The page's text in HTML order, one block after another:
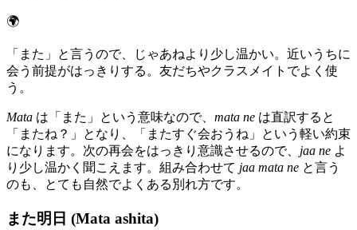
🌍
「また」と言うので、じゃあねより少し温かい。近いうちに
会う前提がはっきりする。友だちやクラスメイトでよく使
う。
Mata は「また」という意味なので、 mata ne は直訳すると
「またね？」となり、「またすぐ会おうね」という軽い約束
になります。次の再会をはっきり意識させるので、 jaa ne よ
り少し温かく聞こえます。組み合わせて jaa mata ne と言う
のも、とても自然でよくある別れ方です。
また明日 (Mata ashita)